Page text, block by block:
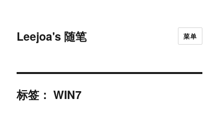
Leejoa's 随笔 菜单
标签：WIN7